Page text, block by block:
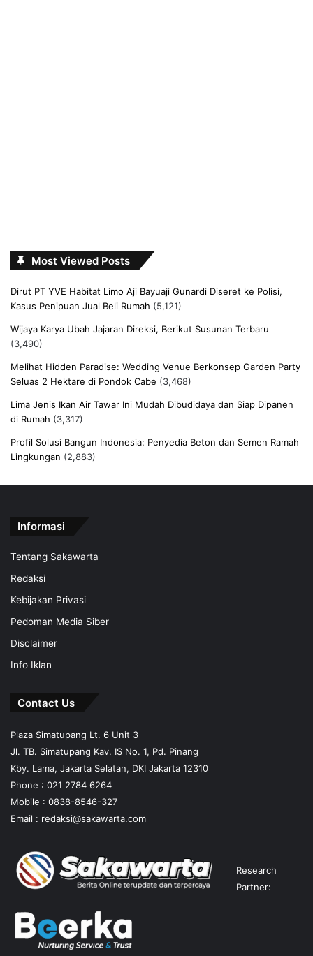
Most Viewed Posts
Dirut PT YVE Habitat Limo Aji Bayuaji Gunardi Diseret ke Polisi,
Kasus Penipuan Jual Beli Rumah (5,121)
Wijaya Karya Ubah Jajaran Direksi, Berikut Susunan Terbaru
(3,490)
Melihat Hidden Paradise: Wedding Venue Berkonsep Garden Party
Seluas 2 Hektare di Pondok Cabe (3,468)
Lima Jenis Ikan Air Tawar Ini Mudah Dibudidaya dan Siap Dipanen
di Rumah (3,317)
Profil Solusi Bangun Indonesia: Penyedia Beton dan Semen Ramah
Lingkungan (2,883)
Informasi
Tentang Sakawarta
Redaksi
Kebijakan Privasi
Pedoman Media Siber
Disclaimer
Info Iklan
Contact Us
Plaza Simatupang Lt. 6 Unit 3
Jl. TB. Simatupang Kav. IS No. 1, Pd. Pinang
Kby. Lama, Jakarta Selatan, DKI Jakarta 12310
Phone : 021 2784 6264
Mobile : 0838-8546-327
Email : redaksi@sakawarta.com
Research
Partner: